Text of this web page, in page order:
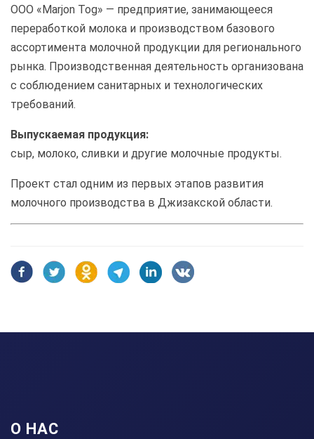
ООО «Marjon Tog» — предприятие, занимающееся
переработкой молока и производством базового
ассортимента молочной продукции для регионального
рынка. Производственная деятельность организована
с соблюдением санитарных и технологических
требований.
Выпускаемая продукция:
сыр, молоко, сливки и другие молочные продукты.
Проект стал одним из первых этапов развития
молочного производства в Джизакской области.
О НАС